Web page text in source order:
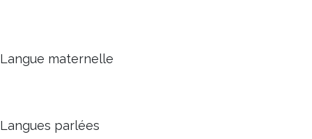
Langue maternelle
Langues parlées